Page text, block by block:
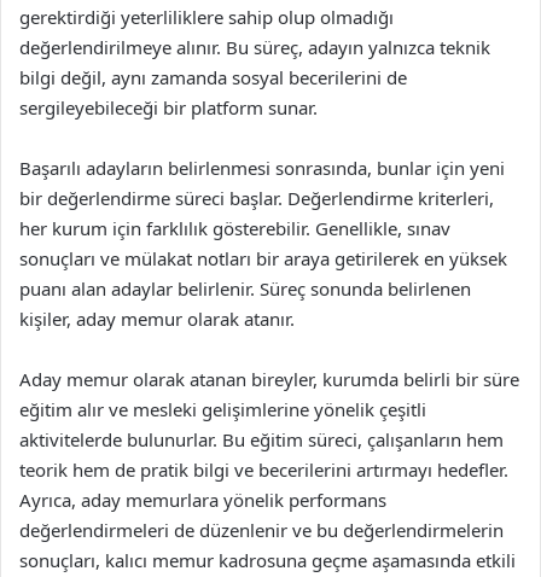
gerektirdiği yeterliliklere sahip olup olmadığı
değerlendirilmeye alınır. Bu süreç, adayın yalnızca teknik
bilgi değil, aynı zamanda sosyal becerilerini de
sergileyebileceği bir platform sunar.
Başarılı adayların belirlenmesi sonrasında, bunlar için yeni
bir değerlendirme süreci başlar. Değerlendirme kriterleri,
her kurum için farklılık gösterebilir. Genellikle, sınav
sonuçları ve mülakat notları bir araya getirilerek en yüksek
puanı alan adaylar belirlenir. Süreç sonunda belirlenen
kişiler, aday memur olarak atanır.
Aday memur olarak atanan bireyler, kurumda belirli bir süre
eğitim alır ve mesleki gelişimlerine yönelik çeşitli
aktivitelerde bulunurlar. Bu eğitim süreci, çalışanların hem
teorik hem de pratik bilgi ve becerilerini artırmayı hedefler.
Ayrıca, aday memurlara yönelik performans
değerlendirmeleri de düzenlenir ve bu değerlendirmelerin
sonuçları, kalıcı memur kadrosuna geçme aşamasında etkili